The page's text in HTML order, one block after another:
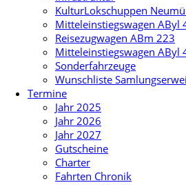
KulturLokschuppen
Mitteleinstiegswagen AByl
Reisezugwagen ABm 223
Mitteleinstiegswagen AByl
Sonderfahrzeuge
Wunschliste
Termine
Jahr 2025
Jahr 2026
Jahr 2027
Gutscheine
Charter
Fahrten Chronik